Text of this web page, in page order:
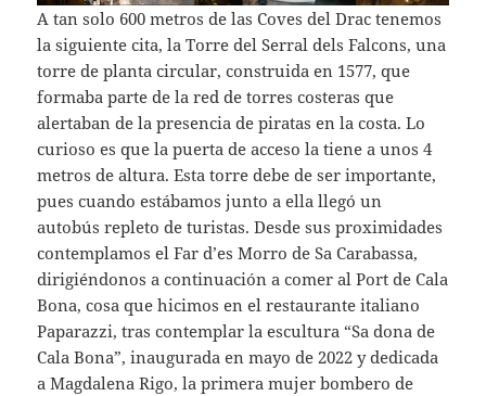
A tan solo 600 metros de las Coves del Drac tenemos
la siguiente cita, la Torre del Serral dels Falcons, una
torre de planta circular, construida en 1577, que
formaba parte de la red de torres costeras que
alertaban de la presencia de piratas en la costa. Lo
curioso es que la puerta de acceso la tiene a unos 4
metros de altura. Esta torre debe de ser importante,
pues cuando estábamos junto a ella llegó un
autobús repleto de turistas. Desde sus proximidades
contemplamos el Far d’es Morro de Sa Carabassa,
dirigiéndonos a continuación a comer al Port de Cala
Bona, cosa que hicimos en el restaurante italiano
Paparazzi, tras contemplar la escultura “Sa dona de
Cala Bona”, inaugurada en mayo de 2022 y dedicada
a Magdalena Rigo, la primera mujer bombero de